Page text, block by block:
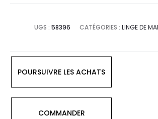
UGS : 58396 CATÉGORIES : LINGE DE
POURSUIVRE LES ACHATS
COMMANDER